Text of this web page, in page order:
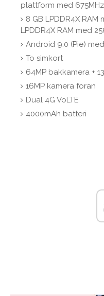
plattform med
8 GB LPDDR4X RAM
LPDDR4X RAM med
Android 9.0 (Pie)
To simkort
64MP bakkamera +
16MP kamera foran
Dual 4G VoLTE
4000mAh batteri